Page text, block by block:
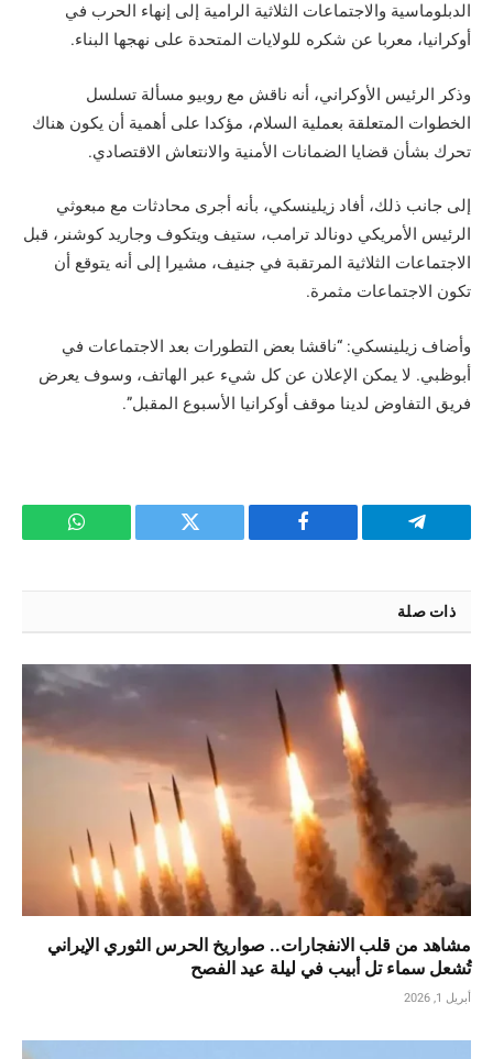
الدبلوماسية والاجتماعات الثلاثية الرامية إلى إنهاء الحرب في
أوكرانيا، معربا عن شكره للولايات المتحدة على نهجها البناء.
وذكر الرئيس الأوكراني، أنه ناقش مع روبيو مسألة تسلسل
الخطوات المتعلقة بعملية السلام، مؤكدا على أهمية أن يكون هناك
تحرك بشأن قضايا الضمانات الأمنية والانتعاش الاقتصادي.
إلى جانب ذلك، أفاد زيلينسكي، بأنه أجرى محادثات مع مبعوثي
الرئيس الأمريكي دونالد ترامب، ستيف ويتكوف وجاريد كوشنر، قبل
الاجتماعات الثلاثية المرتقبة في جنيف، مشيرا إلى أنه يتوقع أن
تكون الاجتماعات مثمرة.
وأضاف زيلينسكي: “ناقشا بعض التطورات بعد الاجتماعات في
أبوظبي. لا يمكن الإعلان عن كل شيء عبر الهاتف، وسوف يعرض
فريق التفاوض لدينا موقف أوكرانيا الأسبوع المقبل”.
تيلقرام فيسبوك تويتر واتساب
ذات صلة
مشاهد من قلب الانفجارات.. صواريخ الحرس الثوري الإيراني
تُشعل سماء تل أبيب في ليلة عيد الفصح
أبريل 1, 2026